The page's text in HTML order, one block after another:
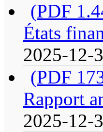
(PDF
États
2025-12-
(PDF
Rapport
2025-12-